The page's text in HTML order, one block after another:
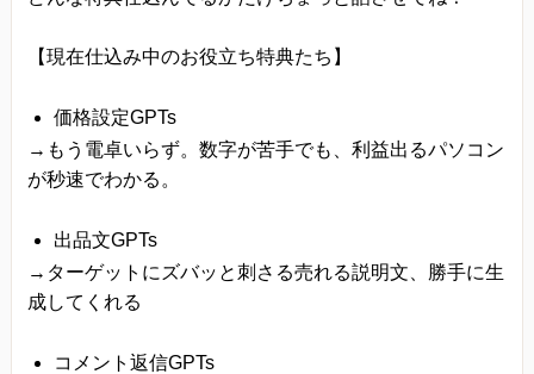
【現在仕込み中のお役立ち特典たち】
価格設定GPTs
→もう電卓いらず。数字が苦手でも、利益出るパソコン
が秒速でわかる。
出品文GPTs
→ターゲットにズバッと刺さる売れる説明文、勝手に生
成してくれる
コメント返信GPTs